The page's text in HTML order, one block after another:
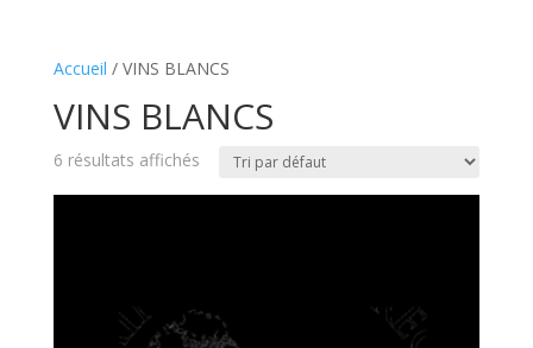
Accueil / VINS BLANCS
VINS BLANCS
6 résultats affichés